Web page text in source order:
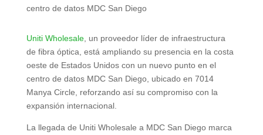
centro de datos MDC San Diego
Uniti Wholesale, un proveedor líder de infraestructura
de fibra óptica, está ampliando su presencia en la costa
oeste de Estados Unidos con un nuevo punto en el
centro de datos MDC San Diego, ubicado en 7014
Manya Circle, reforzando así su compromiso con la
expansión internacional.
La llegada de Uniti Wholesale a MDC San Diego marca